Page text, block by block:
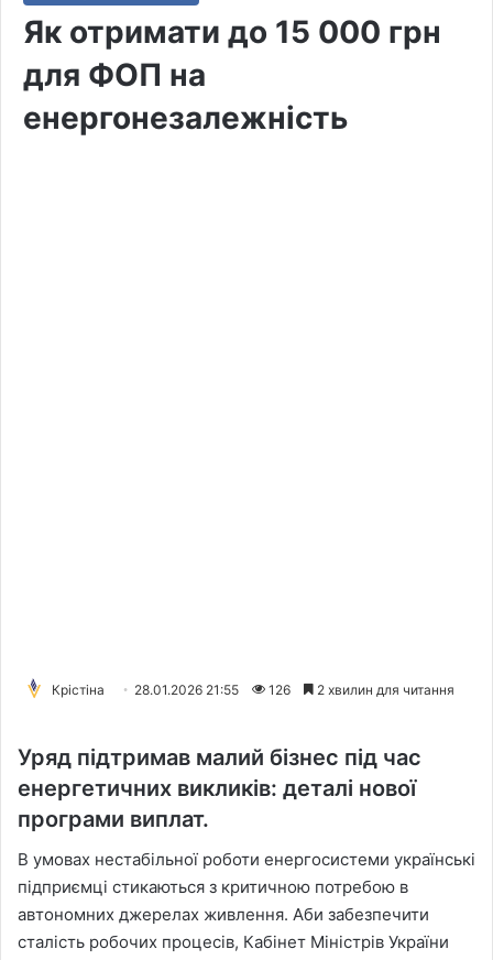
Як отримати до 15 000 грн
для ФОП на
енергонезалежність
Крістіна 28.01.2026 21:55 126 2 хвилин для читання
Уряд підтримав малий бізнес під час
енергетичних викликів: деталі нової
програми виплат.
В умовах нестабільної роботи енергосистеми українські
підприємці стикаються з критичною потребою в
автономних джерелах живлення. Аби забезпечити
сталість робочих процесів, Кабінет Міністрів України